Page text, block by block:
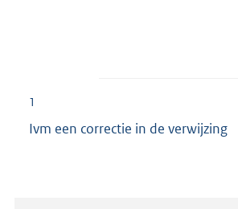
1
Ivm een correctie in de verwijzing